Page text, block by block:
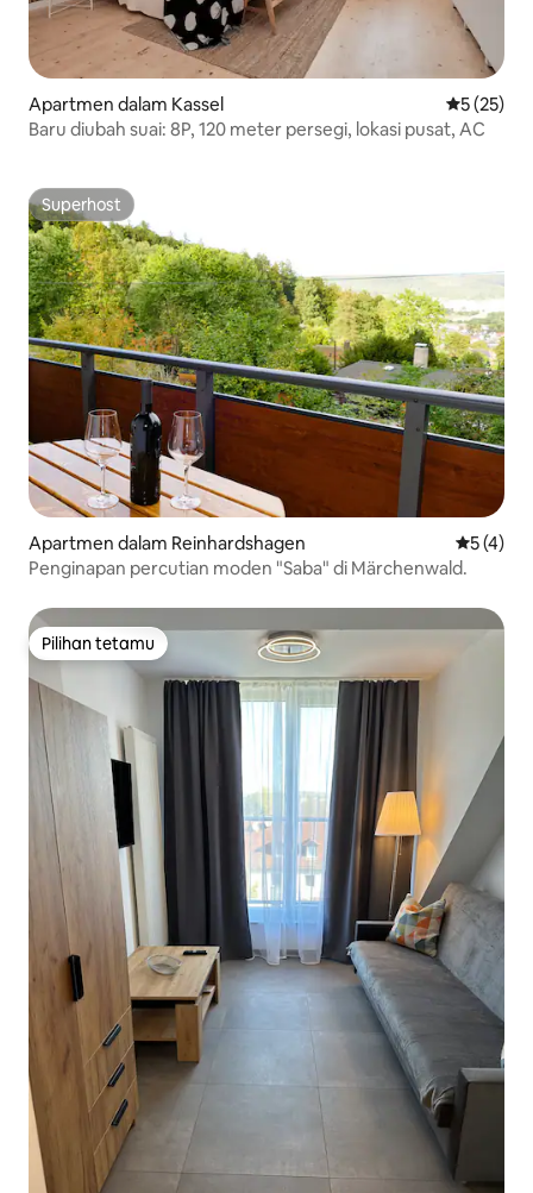
Apartmen dalam Kassel
5 (25)
Baru diubah suai: 8P, 120 meter persegi, lokasi pusat, AC
Superhost
Superhost
Apartmen dalam Reinhardshagen
5 (4)
Penginapan percutian moden "Saba" di Märchenwald.
Pilihan tetamu
Pilihan tetamu